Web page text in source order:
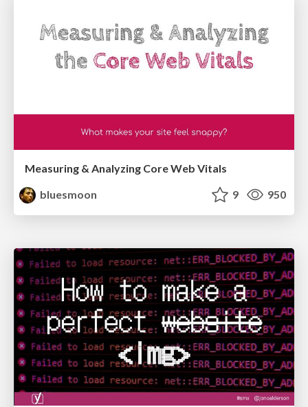
Measuring & Analyzing Core Web Vitals
bluesmoon
9 950